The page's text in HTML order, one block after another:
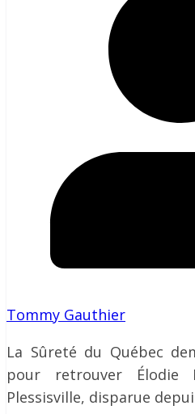
Tommy Gauthier
La Sûreté du Québec
pour retrouver Élodie
Plessisville, disparue